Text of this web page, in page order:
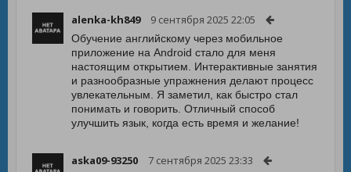
alenka-kh849 9 сентября 2025 22:05
Обучение английскому через мобильное
приложение на Android стало для меня
настоящим открытием. Интерактивные занятия
и разнообразные упражнения делают процесс
увлекательным. Я заметил, как быстро стал
понимать и говорить. Отличный способ
улучшить язык, когда есть время и желание!
aska09-93250 7 сентября 2025 23:33